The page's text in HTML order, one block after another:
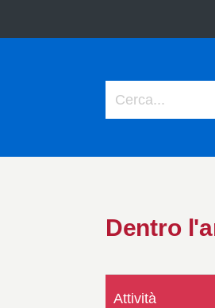
Dentro
Attività